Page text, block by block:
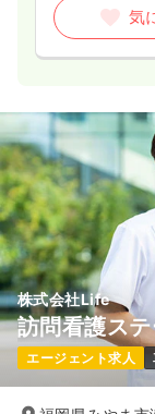
気
株式会社Life
訪問看護ス
エージェント求人